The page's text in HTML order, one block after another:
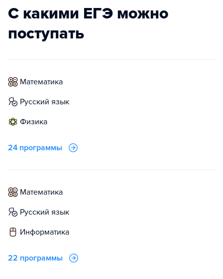
С какими ЕГЭ можно
поступать
математика
русский язык
физика
24 программы
математика
русский язык
информатика
22 программы